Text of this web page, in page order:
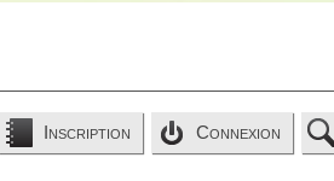
Inscription Connexion